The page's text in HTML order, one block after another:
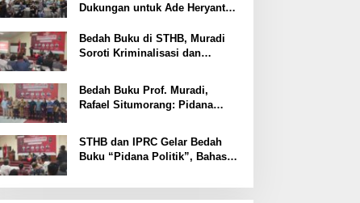
Dukungan untuk Ade Heryanto
Bedah Buku di STHB, Muradi
Soroti Kriminalisasi dan
Bedah Buku Prof. Muradi,
Rafael Situmorang: Pidana
STHB dan IPRC Gelar Bedah
Buku “Pidana Politik”, Bahas
Amnesti Presiden